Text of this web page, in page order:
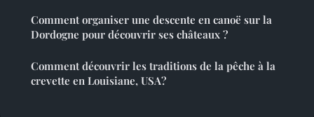
Comment organiser une descente en canoë sur la
Dordogne pour découvrir ses châteaux ?
Comment découvrir les traditions de la pêche à la
crevette en Louisiane, USA?